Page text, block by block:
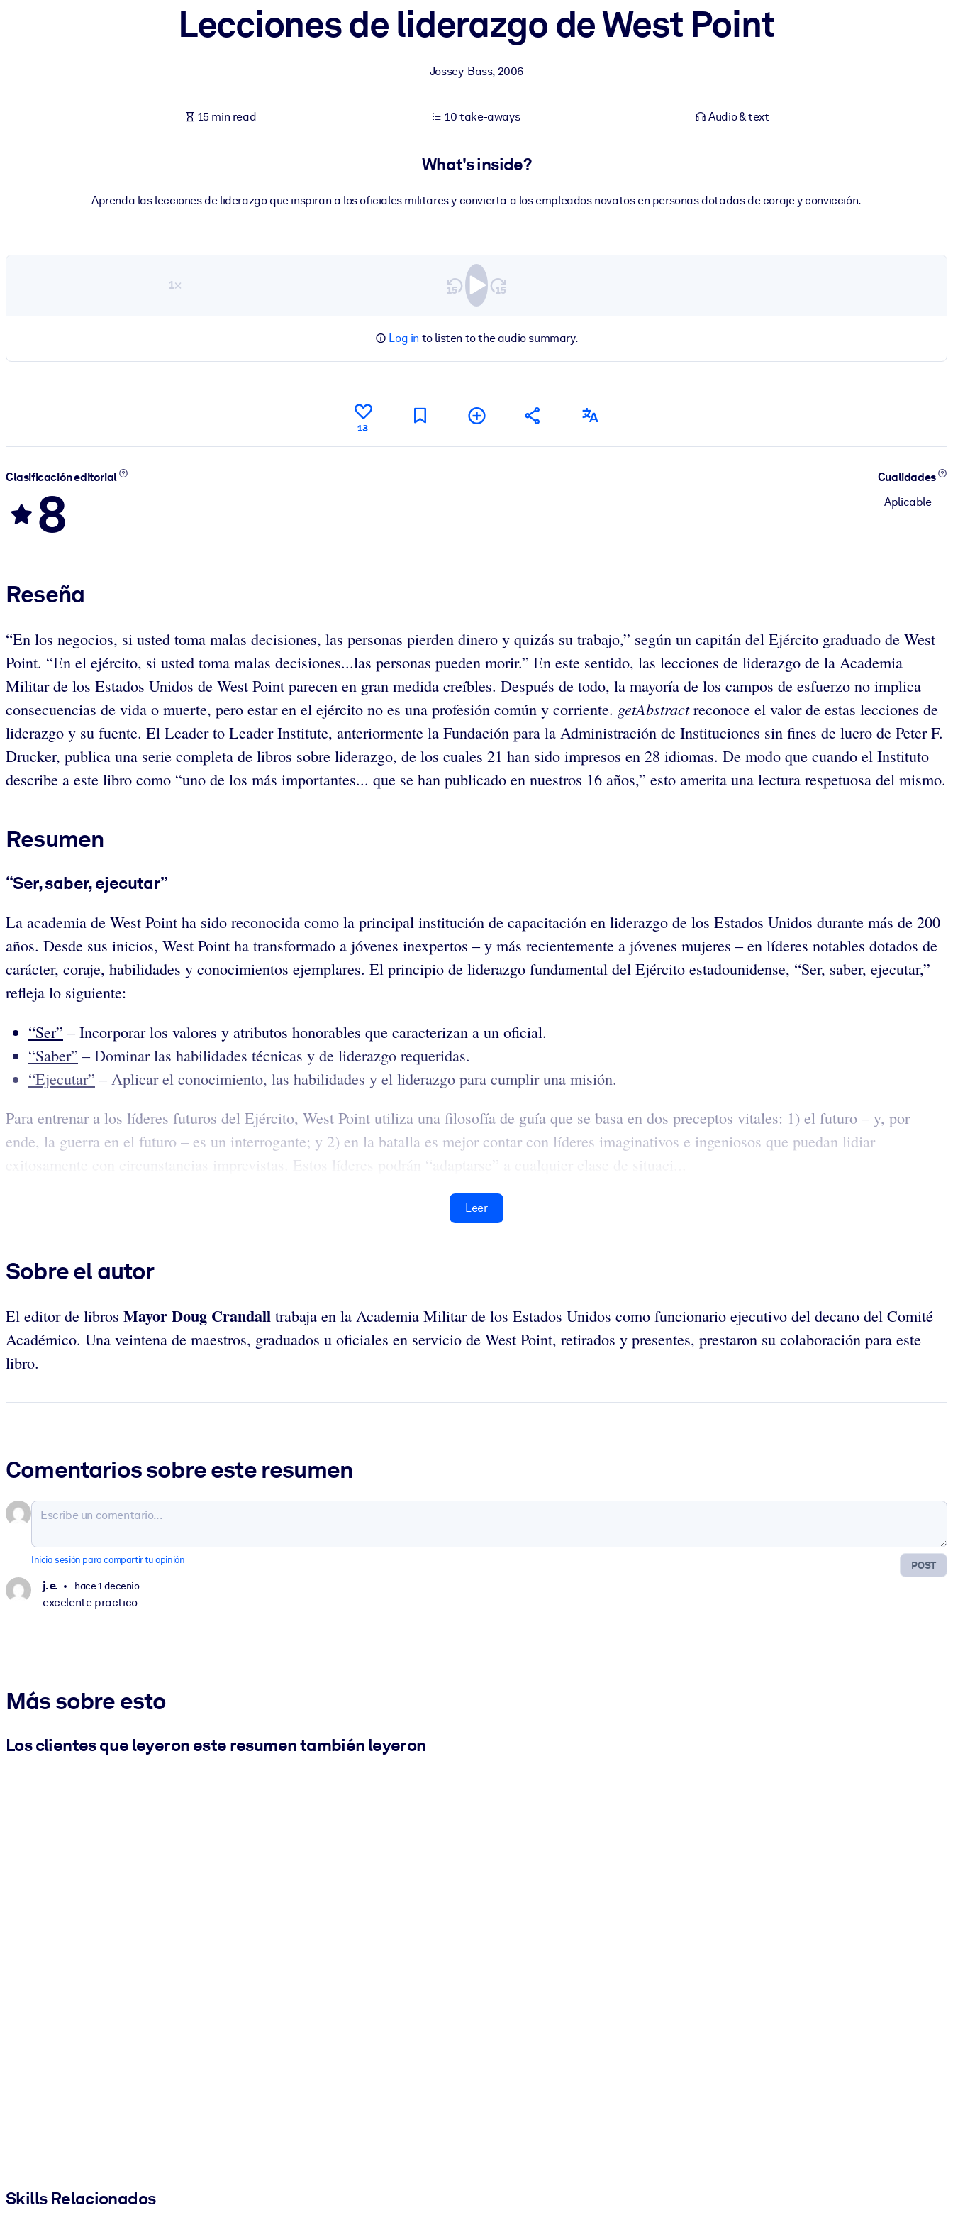
Lecciones de liderazgo de West Point
Jossey-Bass, 2006
15 min read 10 take-aways Audio & text
What's inside?
Aprenda las lecciones de liderazgo que inspiran a los oficiales militares y convierta a los empleados novatos en personas dotadas de coraje y convicción.
1×
Log in to listen to the audio summary.
13
Clasificación editorial
8
Cualidades
Aplicable
Reseña
“En los negocios, si usted toma malas decisiones, las personas pierden dinero y quizás su trabajo,” según un capitán del Ejército graduado de West
Point. “En el ejército, si usted toma malas decisiones...las personas pueden morir.” En este sentido, las lecciones de liderazgo de la Academia
Militar de los Estados Unidos de West Point parecen en gran medida creíbles. Después de todo, la mayoría de los campos de esfuerzo no implica
consecuencias de vida o muerte, pero estar en el ejército no es una profesión común y corriente. getAbstractreconoce el valor de estas lecciones de
liderazgo y su fuente. El Leader to Leader Institute, anteriormente la Fundación para la Administración de Instituciones sin fines de lucro de Peter F.
Drucker, publica una serie completa de libros sobre liderazgo, de los cuales 21 han sido impresos en 28 idiomas. De modo que cuando el Instituto
describe a este libro como “uno de los más importantes... que se han publicado en nuestros 16 años,” esto amerita una lectura respetuosa del mismo.
Resumen
“Ser, saber, ejecutar”
La academia de West Point ha sido reconocida como la principal institución de capacitación en liderazgo de los Estados Unidos durante más de 200
años. Desde sus inicios, West Point ha transformado a jóvenes inexpertos – y más recientemente a jóvenes mujeres – en líderes notables dotados de
carácter, coraje, habilidades y conocimientos ejemplares. El principio de liderazgo fundamental del Ejército estadounidense, “Ser, saber, ejecutar,”
refleja lo siguiente:
“Ser” – Incorporar los valores y atributos honorables que caracterizan a un oficial.
“Saber” – Dominar las habilidades técnicas y de liderazgo requeridas.
“Ejecutar” – Aplicar el conocimiento, las habilidades y el liderazgo para cumplir una misión.
Para entrenar a los líderes futuros del Ejército, West Point utiliza una filosofía de guía que se basa en dos preceptos vitales: 1) el futuro – y, por
ende, la guerra en el futuro – es un interrogante; y 2) en la batalla es mejor contar con líderes imaginativos e ingeniosos que puedan lidiar
exitosamente con circunstancias imprevistas. Estos líderes podrán “adaptarse” a cualquier clase de situaci...
Leer
Sobre el autor
El editor de libros Mayor Doug Crandall trabaja en la Academia Militar de los Estados Unidos como funcionario ejecutivo del decano del Comité
Académico. Una veintena de maestros, graduados u oficiales en servicio de West Point, retirados y presentes, prestaron su colaboración para este
libro.
Comentarios sobre este resumen
POST
Inicia sesión para compartir tu opinión
j. e. hace 1 decenio
excelente practico
Más sobre esto
Los clientes que leyeron este resumen también leyeron
Skills Relacionados